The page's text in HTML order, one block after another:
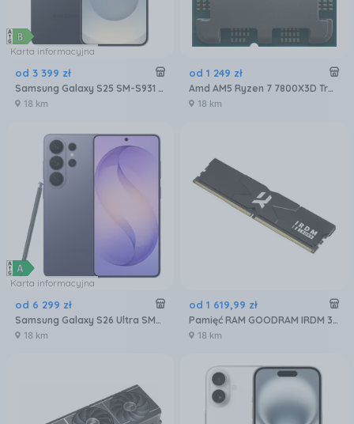
Karta informacyjna
od 3 399 zł
Samsung Galaxy S25 SM-S931 12/256GB Czarny
18 km
od 1 249 zł
Amd AM5 Ryzen 7 7800X3D Tray 4,2GHz (100000000910)
18 km
Karta informacyjna
od 6 299 zł
Samsung Galaxy S26 Ultra SM-S948 5G 12/512GB Fioletowy
18 km
od 1 619,99 zł
Pamięć RAM GOODRAM IRDM 32GB 2x16GB 6400MHz DDR5 CL32 (IR-6400D564L32S)
18 km